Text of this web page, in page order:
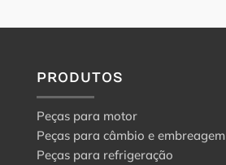
PRODUTOS
Peças para motor
Peças para câmbio e embreagem
Peças para refrigeração